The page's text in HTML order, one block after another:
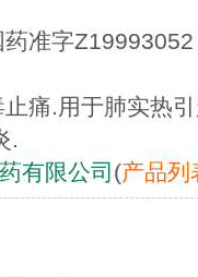
药准字
痛.用于肺实热
.
有限公司 (产品列